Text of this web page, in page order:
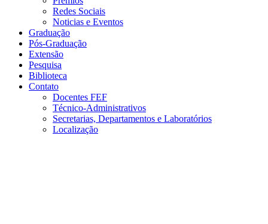
Redes Sociais
Noticias e Eventos
Graduação
Pós-Graduação
Extensão
Pesquisa
Biblioteca
Contato
Docentes FEF
Técnico-Administrativos
Secretarias, Departamentos e Laboratórios
Localização